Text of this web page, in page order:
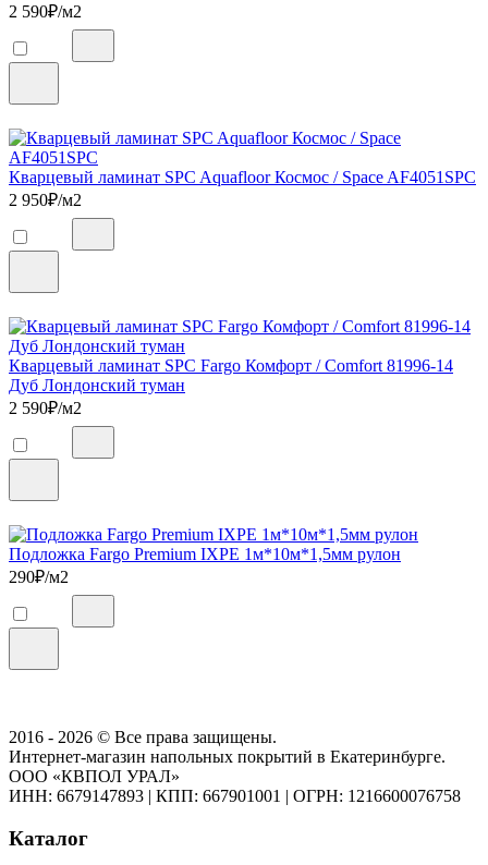
2 590₽/м2
Кварцевый ламинат SPC Aquafloor Космос / Space AF4051SPC
2 950₽/м2
Кварцевый ламинат SPC Fargo Комфорт / Comfort 81996-14
Дуб Лондонский туман
2 590₽/м2
Подложка Fargo Premium IXPE 1м*10м*1,5мм рулон
290₽/м2
2016 - 2026 © Все права защищены.
Интернет-магазин напольных покрытий в Екатеринбурге.
ООО «КВПОЛ УРАЛ»
ИНН: 6679147893 | КПП: 667901001 | ОГРН: 1216600076758
Каталог